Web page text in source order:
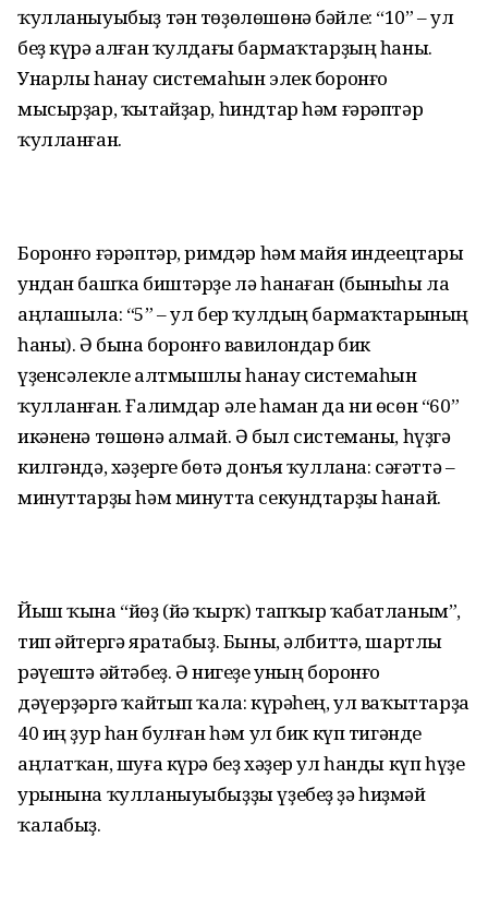
ҡулланыуыбыҙ тән төҙөлөшөнә бәйле: “10” – ул
беҙ күрә алған ҡулдағы бармаҡтарҙың һаны.
Унарлы һанау системаһын элек боронғо
мысырҙар, ҡытайҙар, һиндтар һәм ғәрәптәр
ҡулланған.
Боронғо ғәрәптәр, римдәр һәм майя индеецтары
ундан башҡа биштәрҙе лә һанаған (быныһы ла
аңлашыла: “5” – ул бер ҡулдың бармаҡтарының
һаны). Ә бына боронғо вавилондар бик
үҙенсәлекле алтмышлы һанау системаһын
ҡулланған. Ғалимдар әле һаман да ни өсөн “60”
икәненә төшөнә алмай. Ә был системаны, һүҙгә
килгәндә, хәҙерге бөтә донъя ҡуллана: сәғәттә –
минуттарҙы һәм минутта секундтарҙы һанай.
Йыш ҡына “йөҙ (йә ҡырҡ) тапҡыр ҡабатланым”,
тип әйтергә яратабыҙ. Быны, әлбиттә, шартлы
рәүештә әйтәбеҙ. Ә нигеҙе уның боронғо
дәүерҙәргә ҡайтып ҡала: күрәһең, ул ваҡыттарҙа
40 иң ҙур һан булған һәм ул бик күп тигәнде
аңлатҡан, шуға күрә беҙ хәҙер ул һанды күп һүҙе
урынына ҡулланыуыбыҙҙы үҙебеҙ ҙә һиҙмәй
ҡалабыҙ.